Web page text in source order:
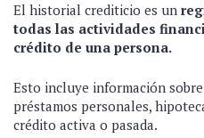
El historial crediticio es un
todas las actividades
crédito de una persona.
Esto incluye información
préstamos personales,
crédito activa o pasada.